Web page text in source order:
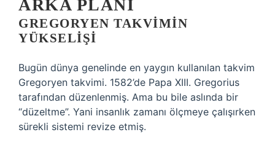
ARKA PLANI
GREGORYEN TAKVIMIN
YÜKSELIŞI
Bugün dünya genelinde en yaygın kullanılan takvim
Gregoryen takvimi. 1582’de Papa XIII. Gregorius
tarafından düzenlenmiş. Ama bu bile aslında bir
“düzeltme”. Yani insanlık zamanı ölçmeye çalışırken
sürekli sistemi revize etmiş.